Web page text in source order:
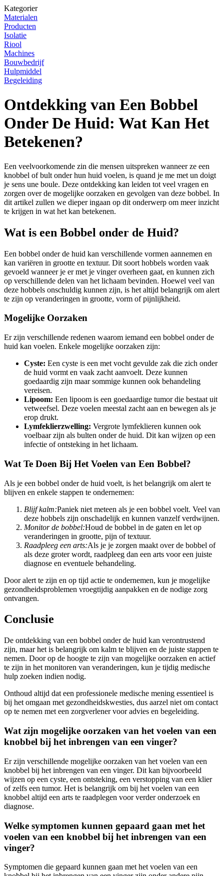
Kategorier
Materialen
Producten
Isolatie
Riool
Machines
Bouwbedrijf
Hulpmiddel
Begeleiding
Ontdekking van Een Bobbel
Onder De Huid: Wat Kan Het
Betekenen?
Een veelvoorkomende zin die mensen uitspreken wanneer ze een
knobbel of bult onder hun huid voelen, is quand je me met un doigt
je sens une boule. Deze ontdekking kan leiden tot veel vragen en
zorgen over de mogelijke oorzaken en gevolgen van deze bobbel. In
dit artikel zullen we dieper ingaan op dit onderwerp om meer inzicht
te krijgen in wat het kan betekenen.
Wat is een Bobbel onder de Huid?
Een bobbel onder de huid kan verschillende vormen aannemen en
kan variëren in grootte en textuur. Dit soort hobbels worden vaak
gevoeld wanneer je er met je vinger overheen gaat, en kunnen zich
op verschillende delen van het lichaam bevinden. Hoewel veel van
deze hobbels onschuldig kunnen zijn, is het altijd belangrijk om alert
te zijn op veranderingen in grootte, vorm of pijnlijkheid.
Mogelijke Oorzaken
Er zijn verschillende redenen waarom iemand een bobbel onder de
huid kan voelen. Enkele mogelijke oorzaken zijn:
Cyste: Een cyste is een met vocht gevulde zak die zich onder
de huid vormt en vaak zacht aanvoelt. Deze kunnen
goedaardig zijn maar sommige kunnen ook behandeling
vereisen.
Lipoom: Een lipoom is een goedaardige tumor die bestaat uit
vetweefsel. Deze voelen meestal zacht aan en bewegen als je
erop drukt.
Lymfeklierzwelling: Vergrote lymfeklieren kunnen ook
voelbaar zijn als bulten onder de huid. Dit kan wijzen op een
infectie of ontsteking in het lichaam.
Wat Te Doen Bij Het Voelen van Een Bobbel?
Als je een bobbel onder de huid voelt, is het belangrijk om alert te
blijven en enkele stappen te ondernemen:
Blijf kalm:Paniek niet meteen als je een bobbel voelt. Veel van
deze hobbels zijn onschadelijk en kunnen vanzelf verdwijnen.
Monitor de bobbel:Houd de bobbel in de gaten en let op
veranderingen in grootte, pijn of textuur.
Raadpleeg een arts:Als je je zorgen maakt over de bobbel of
als deze groter wordt, raadpleeg dan een arts voor een juiste
diagnose en eventuele behandeling.
Door alert te zijn en op tijd actie te ondernemen, kun je mogelijke
gezondheidsproblemen vroegtijdig aanpakken en de nodige zorg
ontvangen.
Conclusie
De ontdekking van een bobbel onder de huid kan verontrustend
zijn, maar het is belangrijk om kalm te blijven en de juiste stappen te
nemen. Door op de hoogte te zijn van mogelijke oorzaken en actief
te zijn in het monitoren van veranderingen, kun je tijdig medische
hulp zoeken indien nodig.
Onthoud altijd dat een professionele medische mening essentieel is
bij het omgaan met gezondheidskwesties, dus aarzel niet om contact
op te nemen met een zorgverlener voor advies en begeleiding.
Wat zijn mogelijke oorzaken van het voelen van een
knobbel bij het inbrengen van een vinger?
Er zijn verschillende mogelijke oorzaken van het voelen van een
knobbel bij het inbrengen van een vinger. Dit kan bijvoorbeeld
wijzen op een cyste, een ontsteking, een verstopping van een klier
of zelfs een tumor. Het is belangrijk om bij het voelen van een
knobbel altijd een arts te raadplegen voor verder onderzoek en
diagnose.
Welke symptomen kunnen gepaard gaan met het
voelen van een knobbel bij het inbrengen van een
vinger?
Symptomen die gepaard kunnen gaan met het voelen van een